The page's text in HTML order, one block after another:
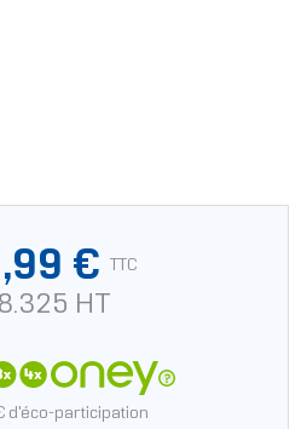
€ TTC
HT
d'éco-participation